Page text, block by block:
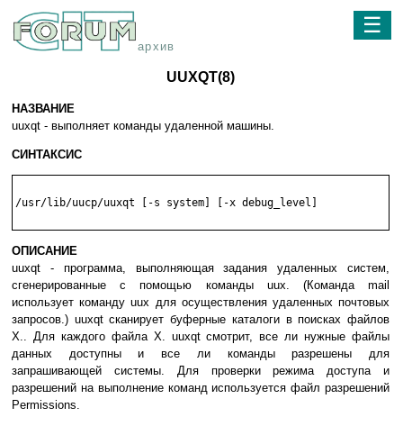
архив
☰
UUXQT(8)
НАЗВАНИЕ
uuxqt - выполняет команды удаленной машины.
СИНТАКСИС
/usr/lib/uucp/uuxqt [-s system] [-x debug_level]
ОПИСАНИЕ
uuxqt - программа, выполняющая задания удаленных систем,
сгенерированные с помощью команды uux. (Команда mail
использует команду uux для осуществления удаленных почтовых
запросов.) uuxqt сканирует буферные каталоги в поисках файлов
X.. Для каждого файла X. uuxqt смотрит, все ли нужные файлы
данных доступны и все ли команды разрешены для
запрашивающей системы. Для проверки режима доступа и
разрешений на выполнение команд используется файл разрешений
Permissions.